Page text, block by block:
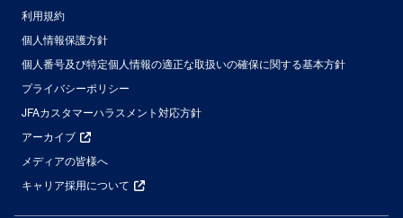
利用規約
個人情報保護方針
個人番号及び特定個人情報の適正な取扱いの確保に関する基本方針
プライバシーポリシー
JFAカスタマーハラスメント対応方針
アーカイブ
メディアの皆様へ
キャリア採用について